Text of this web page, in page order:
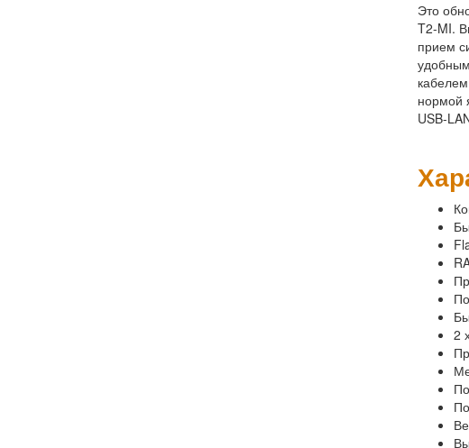
Это
T2-MI.
прием
нормой
USB-
2